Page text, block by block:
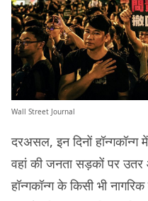
Wall Street Journal
दरअसल, इन दिनों हॉन्गकॉन्ग
वहां की जनता सड़कों पर
हॉन्गकॉन्ग के किसी भी